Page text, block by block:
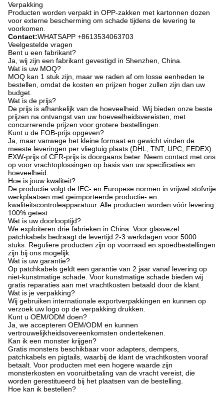
Verpakking
Producten worden verpakt in OPP-zakken met kartonnen dozen
voor externe bescherming om schade tijdens de levering te
voorkomen.
Contact:WHATSAPP +8613534063703
Veelgestelde vragen
Bent u een fabrikant?
Ja, wij zijn een fabrikant gevestigd in Shenzhen, China.
Wat is uw MOQ?
MOQ kan 1 stuk zijn, maar we raden af ​​om losse eenheden te
bestellen, omdat de kosten en prijzen hoger zullen zijn dan uw
budget.
Wat is de prijs?
De prijs is afhankelijk van de hoeveelheid. Wij bieden onze beste
prijzen na ontvangst van uw hoeveelheidsvereisten, met
concurrerende prijzen voor grotere bestellingen.
Kunt u de FOB-prijs opgeven?
Ja, maar vanwege het kleine formaat en gewicht vinden de
meeste leveringen per vliegtuig plaats (DHL, TNT, UPC, FEDEX).
EXW-prijs of CFR-prijs is doorgaans beter. Neem contact met ons
op voor vrachtoplossingen op basis van uw specificaties en
hoeveelheid.
Hoe is jouw kwaliteit?
De productie volgt de IEC- en Europese normen in vrijwel stofvrije
werkplaatsen met geïmporteerde productie- en
kwaliteitscontroleapparatuur. Alle producten worden vóór levering
100% getest.
Wat is uw doorlooptijd?
We exploiteren drie fabrieken in China. Voor glasvezel
patchkabels bedraagt ​​de levertijd 2-3 werkdagen voor 5000
stuks. Reguliere producten zijn op voorraad en spoedbestellingen
zijn bij ons mogelijk.
Wat is uw garantie?
Op patchkabels geldt een garantie van 2 jaar vanaf levering op
niet-kunstmatige schade. Voor kunstmatige schade bieden wij
gratis reparaties aan met vrachtkosten betaald door de klant.
Wat is je verpakking?
Wij gebruiken internationale exportverpakkingen en kunnen op
verzoek uw logo op de verpakking drukken.
Kunt u OEM/ODM doen?
Ja, we accepteren OEM/ODM en kunnen
vertrouwelijkheidsovereenkomsten ondertekenen.
Kan ik een monster krijgen?
Gratis monsters beschikbaar voor adapters, dempers,
patchkabels en pigtails, waarbij de klant de vrachtkosten vooraf
betaalt. Voor producten met een hogere waarde zijn
monsterkosten en vooruitbetaling van de vracht vereist, die
worden gerestitueerd bij het plaatsen van de bestelling.
Hoe kan ik bestellen?